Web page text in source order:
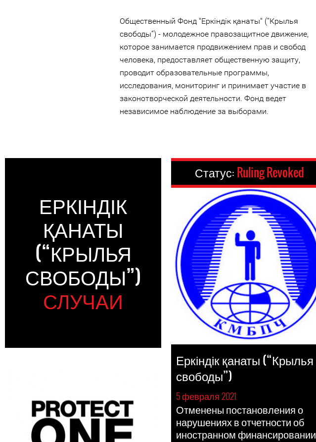
Общественный Фонд "Еркіндік қанаты" (“Крылья
свободы”) - молодежное правозащитное движение,
которое занимается продвижением прав и свобод
человека, предоставляет общественную защиту,
проводит образовательные программы,
исследования, мониторинг и принимает участие в
законотворческой деятельности. Фонд ведет
независимое наблюдение за выборами.
ЕРКІНДІК
ҚАНАТЫ
(“КРЫЛЬЯ
СВОБОДЫ”)
СЛУЧАИ
Статус: Ruling Revoked
Еркіндік қанаты (“Крылья
свободы”)
5 февраля 2021
Отменены постановления о
нарушениях в отчетности об
иностранном финансировании